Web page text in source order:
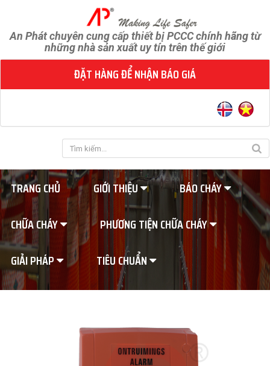
An Phát chuyên cung cấp thiết bị PCCC chính hãng từ
những nhà sản xuất uy tín trên thế giới
ĐẶT HÀNG ĐỂ NHẬN BÁO GIÁ
TRANG CHỦ GIỚI THIỆU
BÁO CHÁY
CHỮA CHÁY
PHƯƠNG TIỆN CHỮA CHÁY
GIẢI PHÁP
TIÊU CHUẨN